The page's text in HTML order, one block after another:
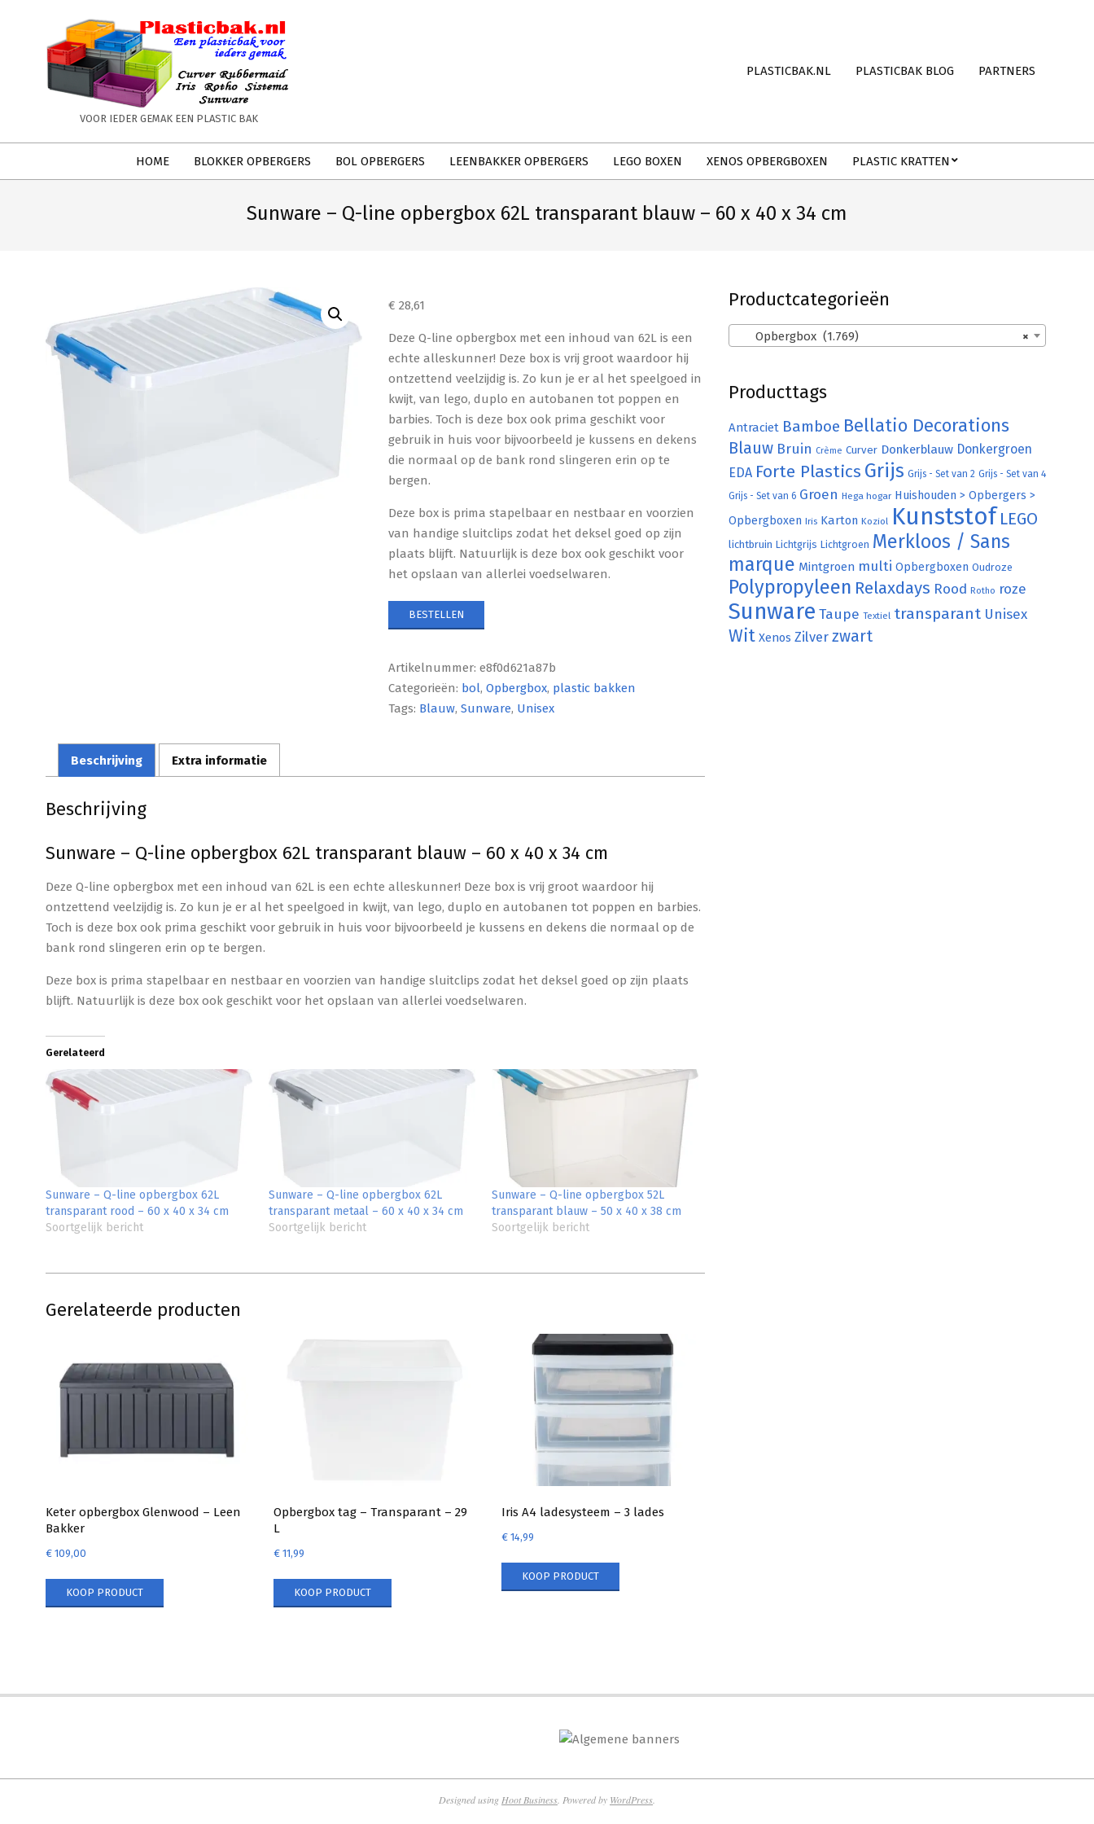
PLASTICBAK.NL
VOOR IEDER GEMAK EEN PLASTIC BAK
PLASTICBAK.NL PLASTICBAK BLOG PARTNERS
HOME BLOKKER OPBERGERS BOL OPBERGERS LEENBAKKER OPBERGERS LEGO BOXEN XENOS OPBERGBOXEN PLASTIC KRATTEN
Sunware – Q-line opbergbox 62L transparant blauw – 60 x 40 x 34 cm
€ 28,61
Deze Q-line opbergbox met een inhoud van 62L is een
echte alleskunner! Deze box is vrij groot waardoor hij
ontzettend veelzijdig is. Zo kun je er al het speelgoed in
kwijt, van lego, duplo en autobanen tot poppen en
barbies. Toch is deze box ook prima geschikt voor
gebruik in huis voor bijvoorbeeld je kussens en dekens
die normaal op de bank rond slingeren erin op te
bergen.
Deze box is prima stapelbaar en nestbaar en voorzien
van handige sluitclips zodat het deksel goed op zijn
plaats blijft. Natuurlijk is deze box ook geschikt voor
het opslaan van allerlei voedselwaren.
BESTELLEN
Artikelnummer:e8f0d621a87b
Categorieën: bol,Opbergbox, plastic bakken
Tags: Blauw,Sunware, Unisex
Beschrijving Extra informatie
Beschrijving
Sunware – Q-line opbergbox 62L transparant blauw – 60 x 40 x 34 cm
Deze Q-line opbergbox met een inhoud van 62L is een echte alleskunner! Deze box is vrij groot waardoor hij
ontzettend veelzijdig is. Zo kun je er al het speelgoed in kwijt, van lego, duplo en autobanen tot poppen en barbies.
Toch is deze box ook prima geschikt voor gebruik in huis voor bijvoorbeeld je kussens en dekens die normaal op de
bank rond slingeren erin op te bergen.
Deze box is prima stapelbaar en nestbaar en voorzien van handige sluitclips zodat het deksel goed op zijn plaats
blijft. Natuurlijk is deze box ook geschikt voor het opslaan van allerlei voedselwaren.
Gerelateerd
Sunware – Q-line opbergbox 62L
transparant rood – 60 x 40 x 34 cm
Soortgelijk bericht
Sunware – Q-line opbergbox 62L
transparant metaal – 60 x 40 x 34 cm
Soortgelijk bericht
Sunware – Q-line opbergbox 52L
transparant blauw – 50 x 40 x 38 cm
Soortgelijk bericht
Gerelateerde producten
Keter opbergbox Glenwood – Leen
Bakker
€ 109,00
KOOP PRODUCT
Opbergbox tag – Transparant – 29
L
€11,99
KOOP PRODUCT
Iris A4 ladesysteem – 3 lades
€14,99
KOOP PRODUCT
Productcategorieën
×
Opbergbox (1.769)
Producttags
Antraciet Bamboe Bellatio Decorations
Blauw Bruin Crème Curver Donkerblauw Donkergroen
EDA Forte Plastics Grijs Grijs - Set van 2 Grijs - Set van 4
Grijs - Set van 6 Groen Hega hogar Huishouden > Opbergers >
Opbergboxen Iris Karton Koziol Kunststof LEGO
lichtbruin Lichtgrijs Lichtgroen Merkloos / Sans
marque Mintgroen multi Opbergboxen Oudroze
Polypropyleen Relaxdays Rood Rotho roze
Sunware Taupe Textiel transparant Unisex
Wit Xenos Zilver zwart
Designed using Hoot Business . Powered by WordPress